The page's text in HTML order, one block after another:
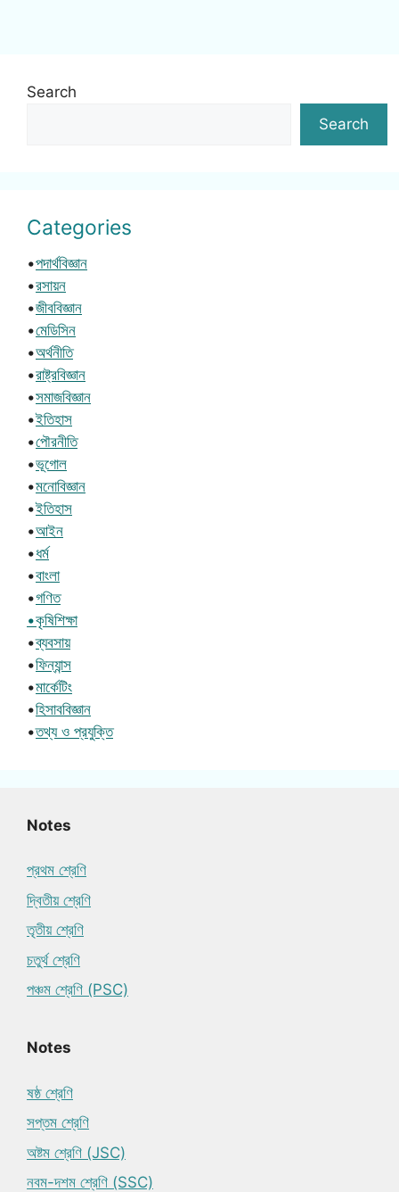
Search
Search
Categories
•পদার্থবিজ্ঞান
•রসায়ন
•জীববিজ্ঞান
•মেডিসিন
•অর্থনীতি
•রাষ্ট্রবিজ্ঞান
•সমাজবিজ্ঞান
•ইতিহাস
•পৌরনীতি
•ভূগোল
•মনোবিজ্ঞান
•ইতিহাস
•আইন
•ধর্ম
•বাংলা
•গণিত
•কৃষিশিক্ষা
•ব্যবসায়
•ফিন্যান্স
•মার্কেটিং
•হিসাববিজ্ঞান
•তথ্য ও প্রযুক্তি
Notes
প্রথম শ্রেণি
দ্বিতীয় শ্রেণি
তৃতীয় শ্রেণি
চতুর্থ শ্রেণি
পঞ্চম শ্রেণি (PSC)
Notes
ষষ্ঠ শ্রেণি
সপ্তম শ্রেণি
অষ্টম শ্রেণি (JSC)
নবম-দশম শ্রেণি (SSC)